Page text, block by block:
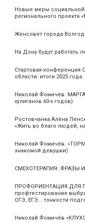
Новые меры социальной
регионального проекта
Женсовет города
На Дону будут работать
Стартовая
области: итоги 2025
Николай Фомичёв.
хулиганов 60-х годов)
Ростовчанка Алёна
«Жить во благо людей,
Николай Фомичёв.
знакомой девушки)
СМЕХОТЕРАПИЯ: ФРАЗЫ
ПРОФОРИЕНТАЦИЯ ДЛЯ
профтестирование
ОГЭ, ЕГЭ... тонкости
Николай Фомичёв